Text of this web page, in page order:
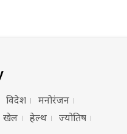
विदेश
मनोरंजन
खेल हेल्थ ज्योतिष